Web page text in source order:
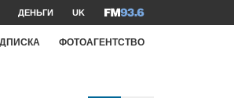
ДЕНЬГИ UK
ФОТОАГЕНТСТВО